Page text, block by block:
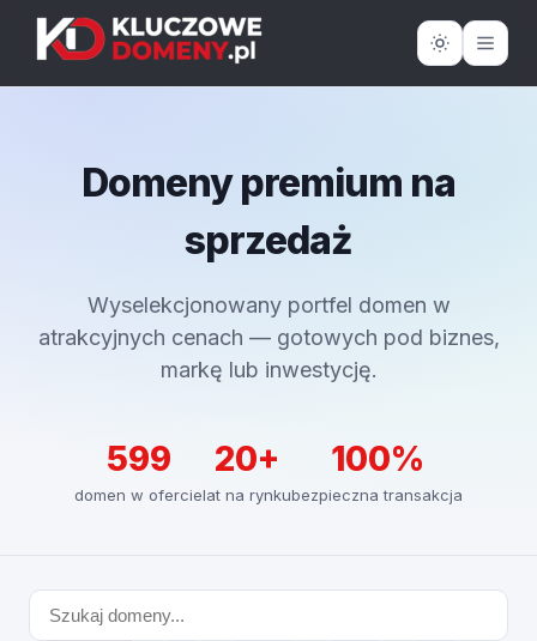
Domeny premium na
sprzedaż
Wyselekcjonowany portfel domen w
atrakcyjnych cenach — gotowych pod biznes,
markę lub inwestycję.
599
domen w ofercie
20+
lat na rynku
100%
bezpieczna transakcja